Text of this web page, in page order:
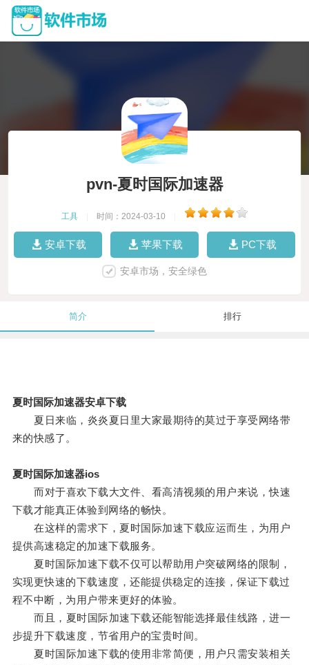
pvn-夏时国际加速器
工具 时间：2024-03-10
安卓下载 苹果下载 PC下载
安卓市场，安全绿色
简介 排行
夏时国际加速器安卓下载
夏日来临，炎炎夏日里大家最期待的莫过于享受网络带
来的快感了。
夏时国际加速器ios
而对于喜欢下载大文件、看高清视频的用户来说，快速
下载才能真正体验到网络的畅快。
在这样的需求下，夏时国际加速下载应运而生，为用户
提供高速稳定的加速下载服务。
夏时国际加速下载不仅可以帮助用户突破网络的限制，
实现更快速的下载速度，还能提供稳定的连接，保证下载过
程不中断，为用户带来更好的体验。
而且，夏时国际加速下载还能智能选择最佳线路，进一
步提升下载速度，节省用户的宝贵时间。
夏时国际加速下载的使用非常简便，用户只需安装相关